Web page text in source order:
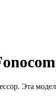
Эта